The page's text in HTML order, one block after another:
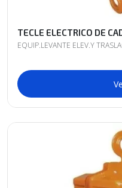
TECLE ELECTRICO DE
EQUIP.LEVANTE ELEV.Y